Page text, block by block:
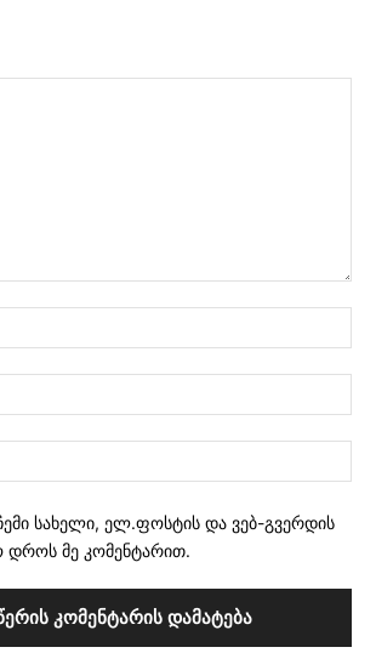
სახელი, ელ.ფოსტის და ვებ-გვერდის
დროს მე კომენტარით.